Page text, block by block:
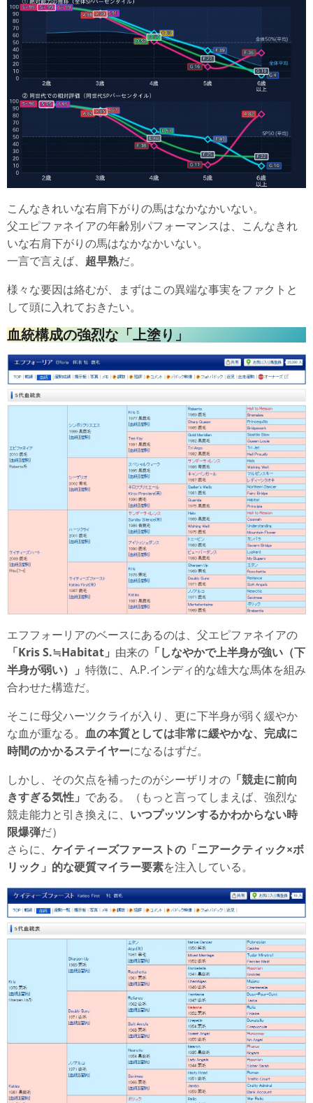
こんなきれいな右肩下がりの馬はなかなかいない。
父エピファネイアの年齢別パフォーマンスは、こんなきれ
いな右肩下がりの馬はなかなかいない。
一言で言えば、 超早熟だ。
様々な要因は絡むが、まずはこの異端な事実をファクトと
して頭に入れておきたい。
血統構成の強烈な「上塗り」
エフフォーリアのベースにあるのは、父エピファネイアの
「Kris S.≒Habitat」 由来の 「しなやかで上半身が強い（下
半身が弱い）」 特徴に、A.P.インディ的な雄大な馬体を組み
合わせた構造だ。
そこに母父ハーツクライが入り、更に下半身が弱く緩やか
な血が重なる。 血の本質としては非常に緩やかな、完成に
時間のかかるステイヤーになるはずだ。
しかし、その欠点を補ったのがシーザリオの 「競走に前向
きすぎる気性」 である。（もっと言ってしまえば、強烈な
競走能力と引き換えに、 いつプッツンするかわからない時
限爆弾だ）
さらに、 ケイティーズファーストの「ニアークティック×ボ
リック」的な硬質マイラー要素を注入している。